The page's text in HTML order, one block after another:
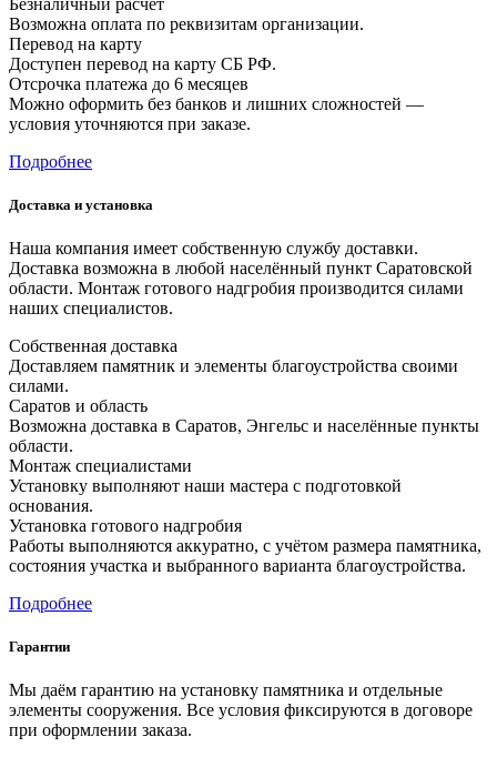
Возможна оплата по реквизитам организации.
Перевод на карту
Доступен перевод на карту СБ РФ.
Отсрочка платежа до 6 месяцев
Можно оформить без банков и лишних сложностей —
условия уточняются при заказе.
Подробнее
Доставка и установка
Наша компания имеет собственную службу доставки.
Доставка возможна в любой населённый пункт Саратовской
области. Монтаж готового надгробия производится силами
наших специалистов.
Собственная доставка
Доставляем памятник и элементы благоустройства своими
силами.
Саратов и область
Возможна доставка в Саратов, Энгельс и населённые пункты
области.
Монтаж специалистами
Установку выполняют наши мастера с подготовкой
основания.
Установка готового надгробия
Работы выполняются аккуратно, с учётом размера памятника,
состояния участка и выбранного варианта благоустройства.
Подробнее
Гарантии
Мы даём гарантию на установку памятника и отдельные
элементы сооружения. Все условия фиксируются в договоре
при оформлении заказа.